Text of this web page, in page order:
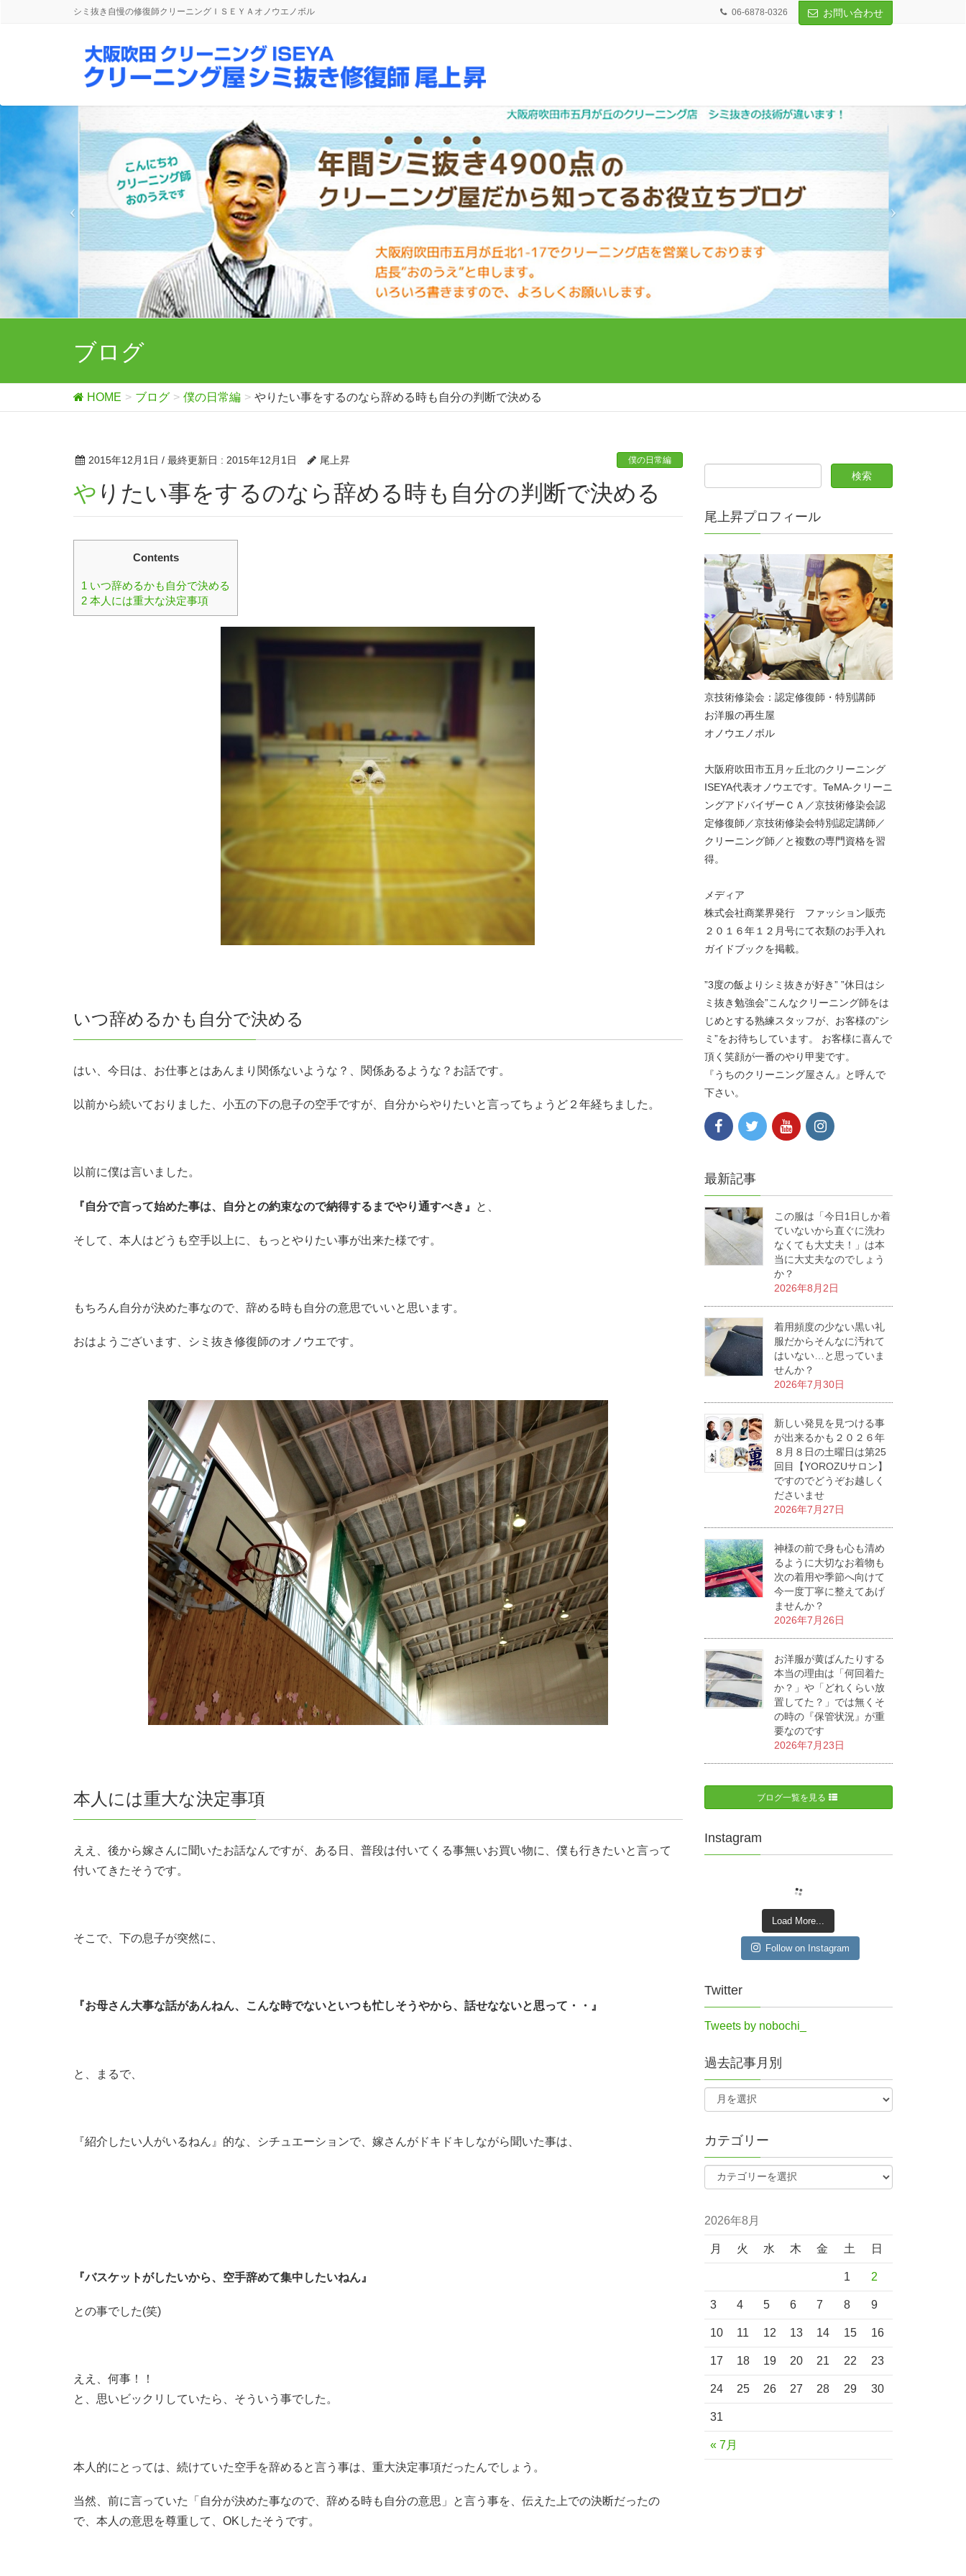
シミ抜き自慢の修復師クリーニングＩＳＥＹＡオノウエノボル 06-6878-0326 お問い合わせ
ブログ
HOME ブログ 僕の日常編 やりたい事をするのなら辞める時も自分の判断で決める
2015年12月1日 / 最終更新日 : 2015年12月1日 尾上昇 僕の日常編
やりたい事をするのなら辞める時も自分の判断で決める
Contents
1 いつ辞めるかも自分で決める
2 本人には重大な決定事項
いつ辞めるかも自分で決める
はい、今日は、お仕事とはあんまり関係ないような？、関係あるような？お話です。
以前から続いておりました、小五の下の息子の空手ですが、自分からやりたいと言ってちょうど２年経ちました。
以前に僕は言いました。
『自分で言って始めた事は、自分との約束なので納得するまでやり通すべき』 と、
そして、本人はどうも空手以上に、もっとやりたい事が出来た様です。
もちろん自分が決めた事なので、辞める時も自分の意思でいいと思います。
おはようございます、シミ抜き修復師のオノウエです。
本人には重大な決定事項
ええ、後から嫁さんに聞いたお話なんですが、ある日、普段は付いてくる事無いお買い物に、僕も行きたいと言って
付いてきたそうです。
そこで、下の息子が突然に、
『お母さん大事な話があんねん、こんな時でないといつも忙しそうやから、話せなないと思って・・』
と、まるで、
『紹介したい人がいるねん』的な、シチュエーションで、嫁さんがドキドキしながら聞いた事は、
『バスケットがしたいから、空手辞めて集中したいねん』
との事でした(笑)
ええ、何事！！
と、思いビックリしていたら、そういう事でした。
本人的にとっては、続けていた空手を辞めると言う事は、重大決定事項だったんでしょう。
当然、前に言っていた「自分が決めた事なので、辞める時も自分の意思」と言う事を、伝えた上での決断だったの
で、本人の意思を尊重して、OKしたそうです。
尾上昇プロフィール
京技術修染会：認定修復師・特別講師
お洋服の再生屋
オノウエノボル
大阪府吹田市五月ヶ丘北のクリーニング
ISEYA代表オノウエです。TeMA-クリーニ
ングアドバイザーＣＡ／京技術修染会認
定修復師／京技術修染会特別認定講師／
クリーニング師／と複数の専門資格を習
得。
メディア
株式会社商業界発行 ファッション販売
２０１６年１２月号にて衣類のお手入れ
ガイドブックを掲載。
”3度の飯よりシミ抜きが好き” ”休日はシ
ミ抜き勉強会”こんなクリーニング師をは
じめとする熟練スタッフが、お客様の”シ
ミ”をお待ちしています。 お客様に喜んで
頂く笑顔が一番のやり甲斐です。
『うちのクリーニング屋さん』と呼んで
下さい。
最新記事
この服は「今日1日しか着
ていないから直ぐに洗わ
なくても大丈夫！」は本
当に大丈夫なのでしょう
か？
2026年8月2日
着用頻度の少ない黒い礼
服だからそんなに汚れて
はいない…と思っていま
せんか？
2026年7月30日
新しい発見を見つける事
が出来るかも２０２６年
８月８日の土曜日は第25
回目【YOROZUサロン】
ですのでどうぞお越しく
ださいませ
2026年7月27日
神様の前で身も心も清め
るように大切なお着物も
次の着用や季節へ向けて
今一度丁寧に整えてあげ
ませんか？
2026年7月26日
お洋服が黄ばんたりする
本当の理由は「何回着た
か？」や「どれくらい放
置してた？」では無くそ
の時の『保管状況』が重
要なのです
2026年7月23日
ブログ一覧を見る
Instagram
Load More...
Follow on Instagram
Twitter
Tweets by nobochi_
過去記事月別
カテゴリー
2026年8月
月 火 水 木 金 土 日
« 7月
1 2
3 4 5 6 7 8 9
10 11 12 13 14 15 16
17 18 19 20 21 22 23
24 25 26 27 28 29 30
31